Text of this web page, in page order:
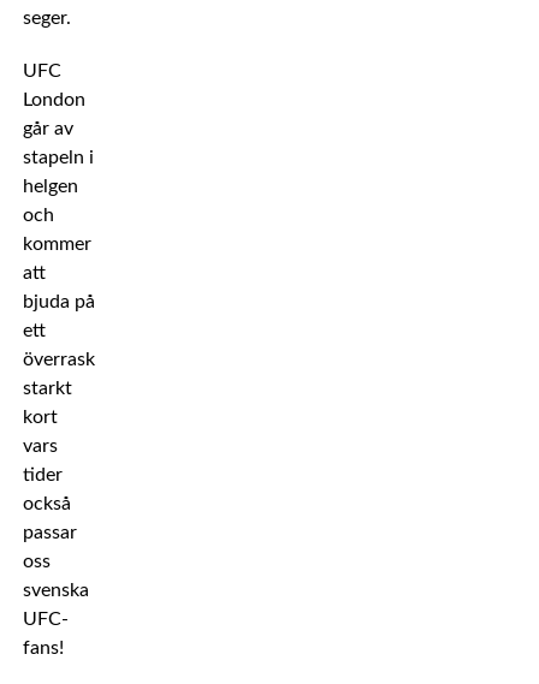
seger.
UFC
London
går av
stapeln i
helgen
och
kommer
att
bjuda på
ett
överraskande
starkt
kort
vars
tider
också
passar
oss
svenska
UFC-
fans!